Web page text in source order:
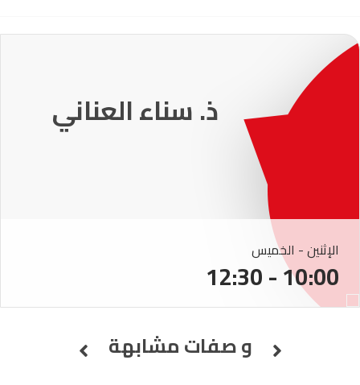
ذ. عماد ميزاب
الإثنين - الخميس
10:00 - 12:30
و صفات مشابهة